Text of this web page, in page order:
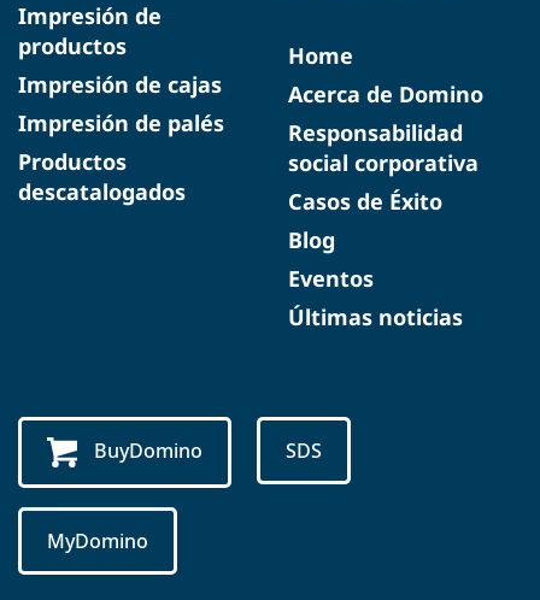
Impresión de
productos
Impresión de cajas
Impresión de palés
Productos
descatalogados
Home
Acerca de Domino
Responsabilidad
social corporativa
Casos de Éxito
Blog
Eventos
Últimas noticias
BuyDomino SDS
MyDomino